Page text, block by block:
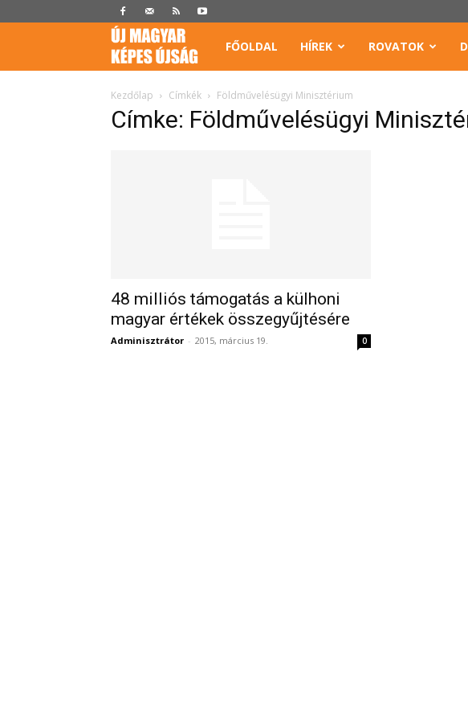
Képes
Újság
FŐOLDAL HÍREK ROVATOK
Kezdőlap Címkék Földművelésügyi Minisztérium
Címke: Földművelésügyi
48 milliós támogatás a külhoni
magyar értékek összegyűjtésére
Adminisztrátor - 2015, március 19. 0